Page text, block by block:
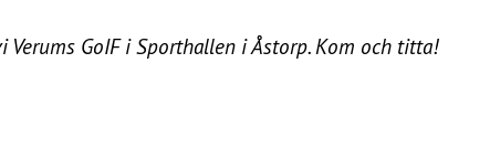
GoIF i Sporthallen i Åstorp. Kom och titta!